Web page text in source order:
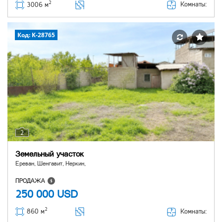
3006 м2 Комнаты:
2
Код: K-28765
Земельный участок
Ереван, Шенгавит, Неркин,
ПРОДАЖА
250 000 USD
860 м2 Комнаты: